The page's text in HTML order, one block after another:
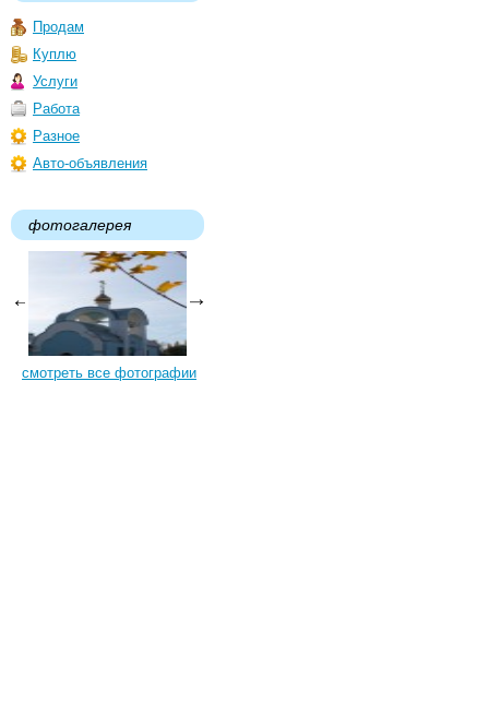
Продам
Куплю
Услуги
Работа
Разное
Авто-объявления
фотогалерея
смотреть все фотографии